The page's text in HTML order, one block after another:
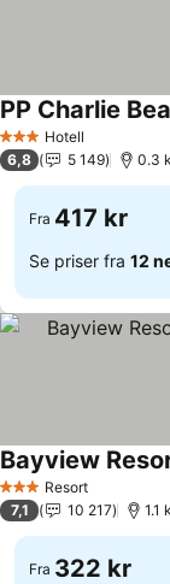
3 StjernerHotell
PP Charlie
6,8 5 149 0.3
Fra 417 kr
Se priser fra 12
3 StjernerResort
Se priser
7,1 10 217 1.1
Fra 322 kr